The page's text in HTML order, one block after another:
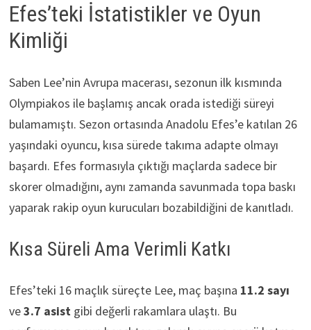
Efes’teki İstatistikler ve Oyun
Kimliği
Saben Lee’nin Avrupa macerası, sezonun ilk kısmında
Olympiakos ile başlamış ancak orada istediği süreyi
bulamamıştı. Sezon ortasında Anadolu Efes’e katılan 26
yaşındaki oyuncu, kısa sürede takıma adapte olmayı
başardı. Efes formasıyla çıktığı maçlarda sadece bir
skorer olmadığını, aynı zamanda savunmada topa baskı
yaparak rakip oyun kurucuları bozabildiğini de kanıtladı.
Kısa Süreli Ama Verimli Katkı
Efes’teki 16 maçlık süreçte Lee, maç başına 11.2 sayı
ve3.7 asistgibi değerli rakamlara ulaştı. Bu